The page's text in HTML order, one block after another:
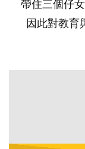
帶住三個仔
因此對教育